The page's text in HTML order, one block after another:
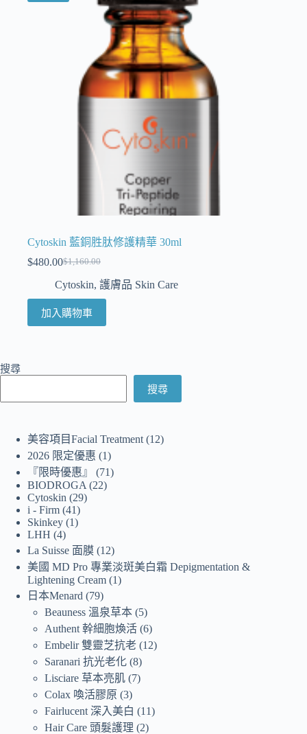
Cytoskin 藍銅胜肽修護精華 30ml
$1,160.00
$480.00
Cytoskin, 護膚品 Skin Care
加入購物車
搜尋
搜尋
美容項目Facial Treatment 12
2026 限定優惠
1
『限時優惠』
71
BIODROGA
22
Cytoskin
29
i - Firm 41
Skinkey 1
LHH 4
La Suisse 面膜 12
美國 MD Pro 專業淡斑美白霜 Depigmentation &
Lightening Cream 1
日本Menard
79
Beauness 溫泉草本 5
Authent 幹細胞煥活 6
Embelir 雙靈芝抗老 12
Saranari 抗光老化 8
Lisciare 草本亮肌 7
Colax 喚活膠原 3
Fairlucent 深入美白
11
Hair Care 頭髮護理
2